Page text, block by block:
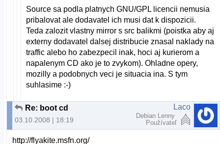
Source sa podla platnych GNU/GPL licencii nemusia
pribalovat ale dodavatel ich musi dat k dispozicii.
Teda zalozit vlastny mirror s src balikmi (poistka aby aj
externy dodavatel dalsej distribucie znasal naklady na
traffic alebo ho zabezpecil inak, hoci aj kurierom a
napalenym CD ako je to zvykom). Ohladne opery,
mozilly a podobnych veci je situacia ina. S tym
suhlasime :-)
Re: boot cd
03.10.2008 | 18:19
Laco
Debian Lenny
Používateľ
http://flyakite.msfn.org/